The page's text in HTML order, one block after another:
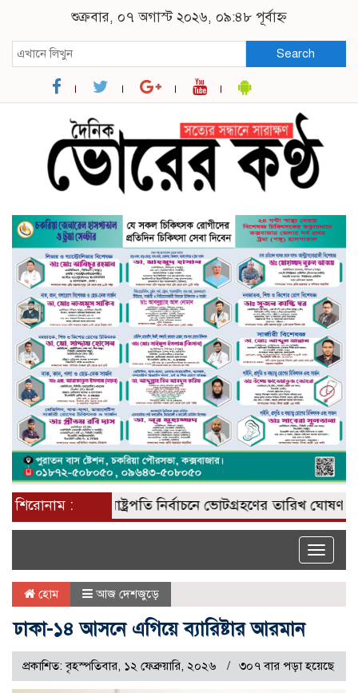
শুক্রবার, ০৭ অগাস্ট ২০২৬, ০৯:৪৮ পূর্বাহ্ন
Search
শিরোনাম :রাষ্ট্রপতি নির্বাচনে ভোটগ্রহণের তারিখ ঘোষণা
Toggle
হোম আজ দেশজুড়ে
ঢাকা-১৪ আসনে এগিয়ে ব্যারিষ্টার আরমান
প্রকাশিত: বৃহস্পতিবার, ১২ ফেব্রুয়ারি, ২০২৬ ৩০৭ বার পড়া হয়েছে